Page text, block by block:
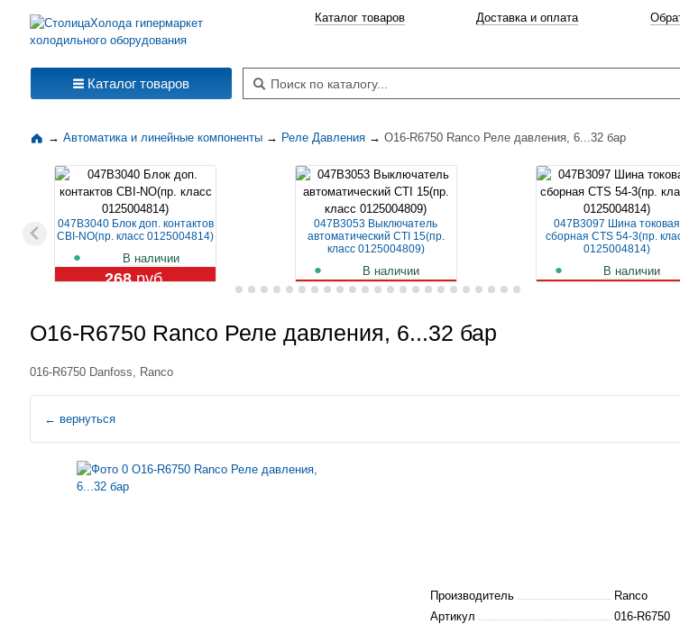
Каталог товаров Доставка и оплата
Поиск по каталогу
Каталог товаров
→ Автоматика и линейные компоненты → Реле Давления → O16-R6750 Ranco Реле давления, 6...32 бар
047B3040 Блок доп. контактов
CBI-NO(пр. класс 0125004814)
В наличии
268руб.
047B3053 Выключатель
автоматический CTI 15(пр.
класс 0125004809)
В наличии
1 109 руб.
047B3097 Шина токовая
сборная CTS 54-3(пр.
0125004814)
В наличии
O16-R6750 Ranco Реле давления, 6...32 бар
016-R6750 Danfoss, Ranco
← вернуться
Производитель
Ranco
Артикул
016-R6750